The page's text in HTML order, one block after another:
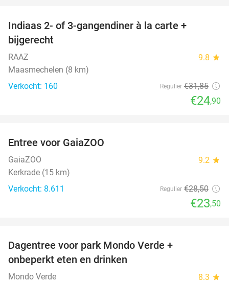
Indiaas 2- of 3-gangendiner à la carte +
bijgerecht
RAAZ 9.8 star
Maasmechelen (8 km)
Verkocht: 160
Regulier €31,85
€24,90
Entree voor GaiaZOO
GaiaZOO 9.2 star
Kerkrade (15 km)
Verkocht: 8.611
Regulier €28,50
€23,50
Dagentree voor park Mondo Verde +
onbeperkt eten en drinken
Mondo Verde 8.3 star